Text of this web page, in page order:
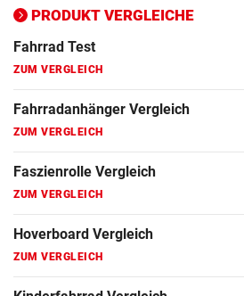
PRODUKT VERGLEICHE
ZUM VERGLEICH
Fahrrad Test
ZUM VERGLEICH
Fahrradanhänger Vergleich
ZUM VERGLEICH
Faszienrolle Vergleich
ZUM VERGLEICH
Hoverboard Vergleich
ZUM VERGLEICH